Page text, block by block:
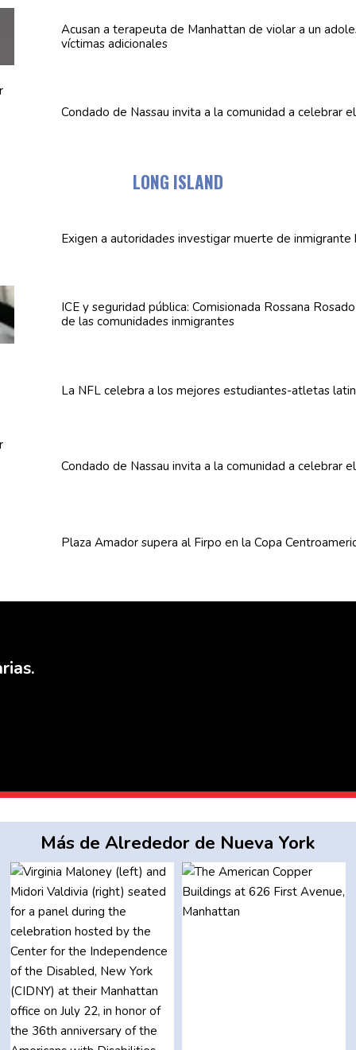
Acusan a terapeuta de Manhattan de violar a un
víctimas adicionales
Condado de Nassau invita a la comunidad a celebrar
LONG ISLAND
Exigen a autoridadesinvestigar muerte de inmigrante
ICE y seguridad pública: Comisionada Rossana
de las comunidades inmigrantes
La NFL celebra a los mejores estudiantes-atletas
Condado de Nassau invita a la comunidad a celebrar
Plaza Amador supera al Firpo en la Copa
Más de Alrededor de Nueva York